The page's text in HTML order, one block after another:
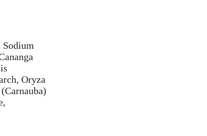
Oryza